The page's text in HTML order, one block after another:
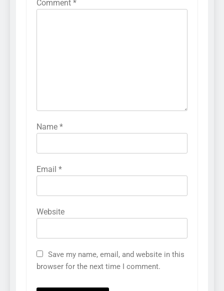
Comment *
Name *
Email *
Website
Save my name, email, and website in this
browser for the next time I comment.
287
Dihindari Saat Memulai Usaha
Brand Bisnis di Era Digital
289
Cara Memulai Bisnis dari Nol